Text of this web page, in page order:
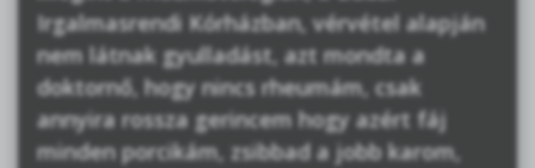
Irgalmasrendi Kórházban, vérvétel alapján
nem látnak gyulladást, azt mondta a
doktornő, hogy nincs rheumám, csak
annyira rossza gerincem hogy azért fáj
minden porcikám, zsibbad a jobb karom,